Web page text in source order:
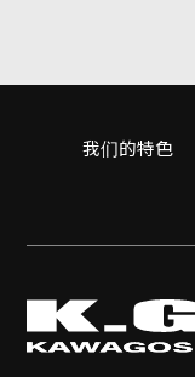
我们的特色